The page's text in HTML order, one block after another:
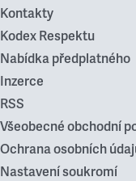
Kontakty
Kodex Respektu
Nabídka předplatného
Inzerce
RSS
Všeobecné obchodní
Ochrana osobních
Nastavení soukromí